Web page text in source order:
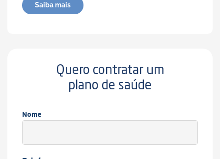
Saiba mais
Quero contratar um
plano de saúde
Nome